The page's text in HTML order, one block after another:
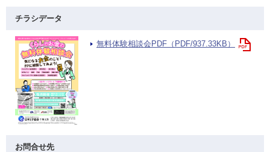
チラシデータ
無料体験相談会PDF（PDF/937.33KB）
お問合せ先